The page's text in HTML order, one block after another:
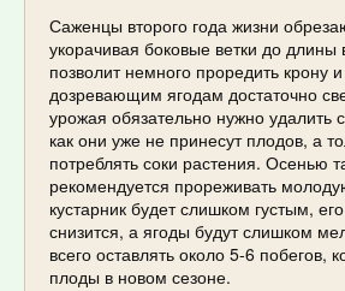
Саженцы второго года жизни
укорачивая боковые ветки до
позволит немного проредить крону
дозревающим ягодам достаточно
урожая обязательно нужно удалить
как они уже не принесут плодов, а
потреблять соки растения. Осенью
рекомендуется прореживать
кустарник будет слишком густым,
снизится, а ягоды будут слишком
всего оставлять около 5-6 побегов,
плоды в новом сезоне.